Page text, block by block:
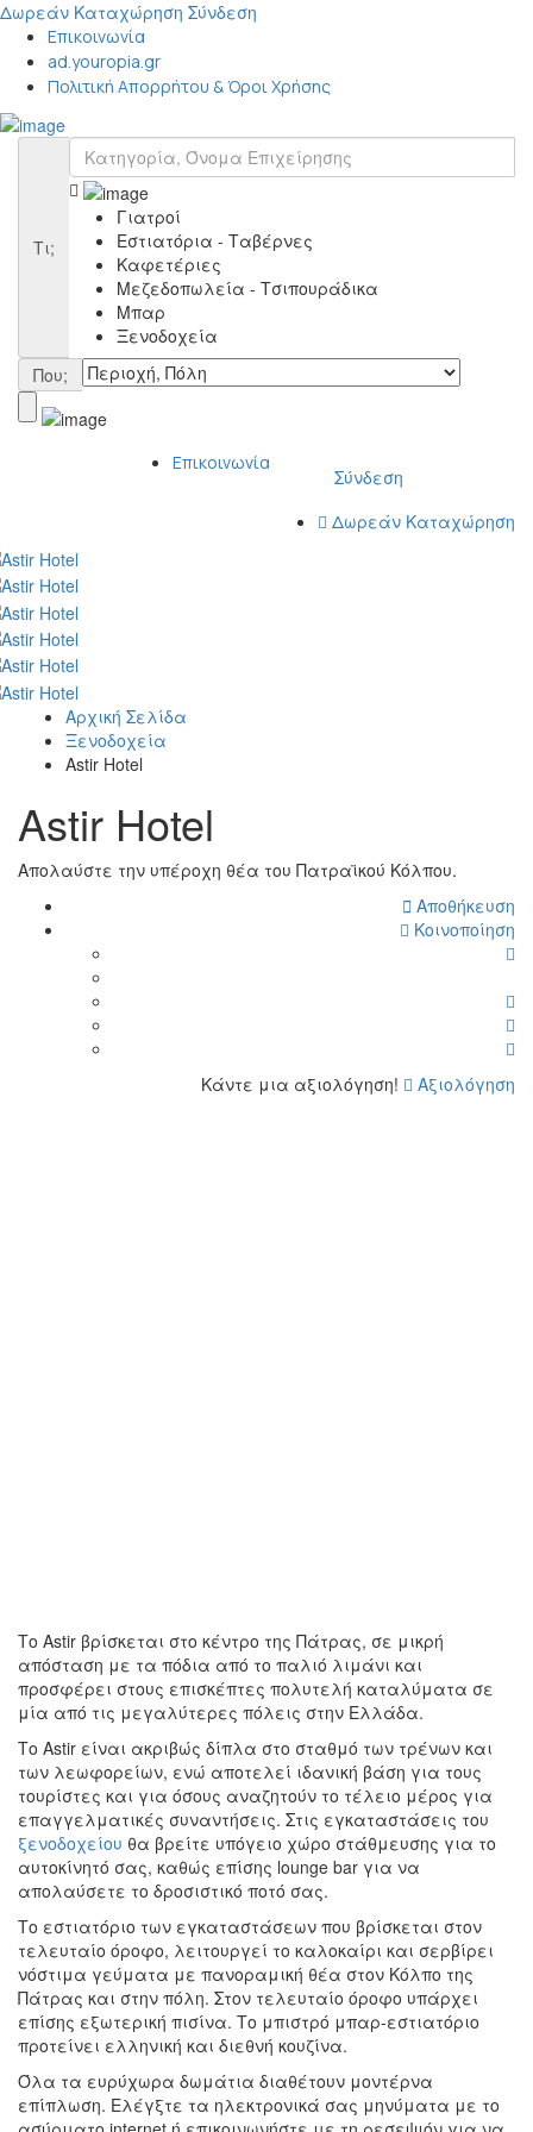
Δωρεάν Καταχώρηση Σύνδεση
Επικοινωνία
ad.youropia.gr
Πολιτική Απορρήτου & Όροι Χρήσης
Τι;
Γιατροί
Εστιατόρια - Ταβέρνες
Καφετέριες
Μεζεδοπωλεία - Τσιπουράδικα
Μπαρ
Ξενοδοχεία
Που;
Σύνδεση
Δωρεάν Καταχώρηση
Επικοινωνία
Αρχική Σελίδα
Ξενοδοχεία
Astir Hotel
Astir Hotel
Απολαύστε την υπέροχη θέα του Πατραϊκού Κόλπου.
Αποθήκευση
Κοινοποίηση
Κάντε μια αξιολόγηση! Αξιολόγηση
Το Astir βρίσκεται στο κέντρο της Πάτρας, σε μικρή
απόσταση με τα πόδια από το παλιό λιμάνι και
προσφέρει στους επισκέπτες πολυτελή καταλύματα σε
μία από τις μεγαλύτερες πόλεις στην Ελλάδα.
Το Astir είναι ακριβώς δίπλα στο σταθμό των τρένων και
των λεωφορείων, ενώ αποτελεί ιδανική βάση για τους
τουρίστες και για όσους αναζητούν το τέλειο μέρος για
επαγγελματικές συναντήσεις. Στις εγκαταστάσεις του
ξενοδοχείου θα βρείτε υπόγειο χώρο στάθμευσης για το
αυτοκίνητό σας, καθώς επίσης lounge bar για να
απολαύσετε το δροσιστικό ποτό σας.
Το εστιατόριο των εγκαταστάσεων που βρίσκεται στον
τελευταίο όροφο, λειτουργεί το καλοκαίρι και σερβίρει
νόστιμα γεύματα με πανοραμική θέα στον Κόλπο της
Πάτρας και στην πόλη. Στον τελευταίο όροφο υπάρχει
επίσης εξωτερική πισίνα. Το μπιστρό μπαρ-εστιατόριο
προτείνει ελληνική και διεθνή κουζίνα.
Όλα τα ευρύχωρα δωμάτια διαθέτουν μοντέρνα
επίπλωση. Ελέγξτε τα ηλεκτρονικά σας μηνύματα με το